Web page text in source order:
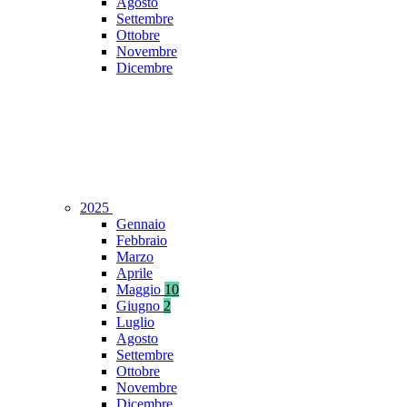
Settembre
Ottobre
Novembre
Dicembre
2025
Gennaio
Febbraio
Marzo
Aprile
Maggio 10
Giugno 2
Luglio
Agosto
Settembre
Ottobre
Novembre